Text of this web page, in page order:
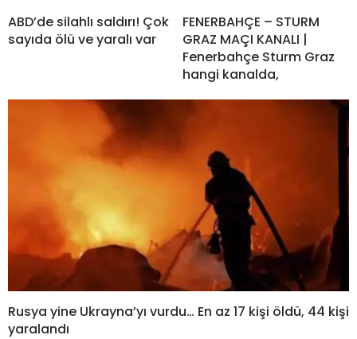
ABD’de silahlı saldırı! Çok
sayıda ölü ve yaralı var
FENERBAHÇE – STURM
GRAZ MAÇI KANALI |
Fenerbahçe Sturm Graz
hangi kanalda,
Rusya yine Ukrayna’yı vurdu… En az 17 kişi öldü, 44 kişi
yaralandı